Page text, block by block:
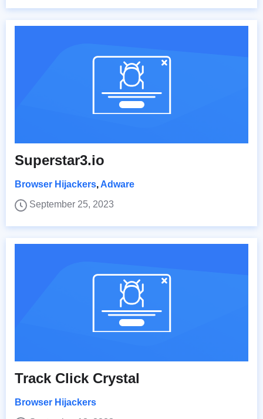
Superstar3.io
Browser Hijackers, Adware
September 25, 2023
Track Click Crystal
Browser Hijackers